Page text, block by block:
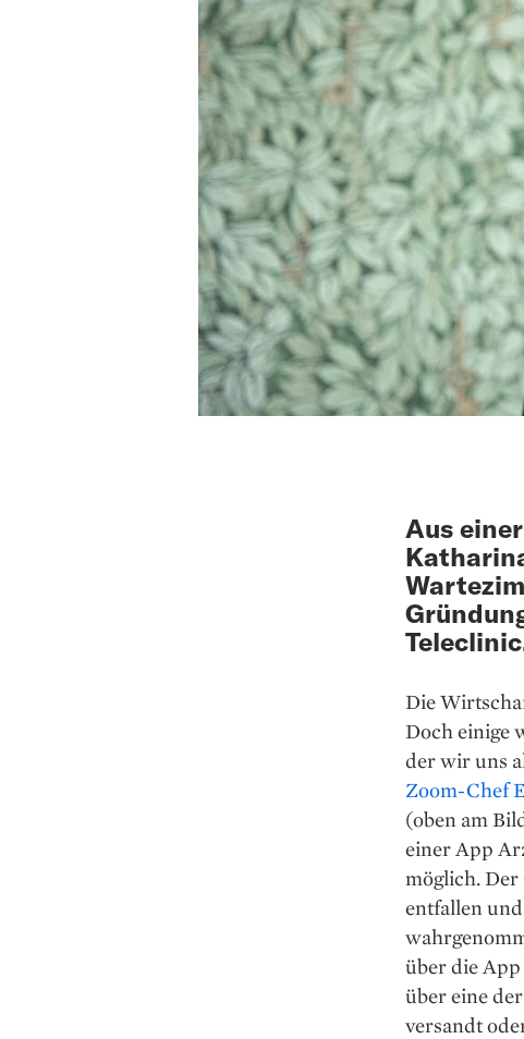
Aus
Die
Doch einige
der wir uns
Zoom-Chef
(oben am
einer App
möglich.
entfallen
über die
über eine
versandt